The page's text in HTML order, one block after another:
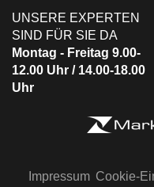
UNSERE EXPERTEN
SIND FÜR SIE DA
Montag - Freitag 9.00-
12.00 Uhr / 14.00-18.00
Uhr
Impressum Cookie-